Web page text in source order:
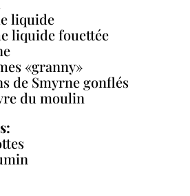
liquide
liquide fouettée
«granny»
de Smyrne gonflés
du moulin